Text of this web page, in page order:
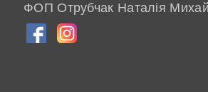
ФОП Отрубчак Наталія